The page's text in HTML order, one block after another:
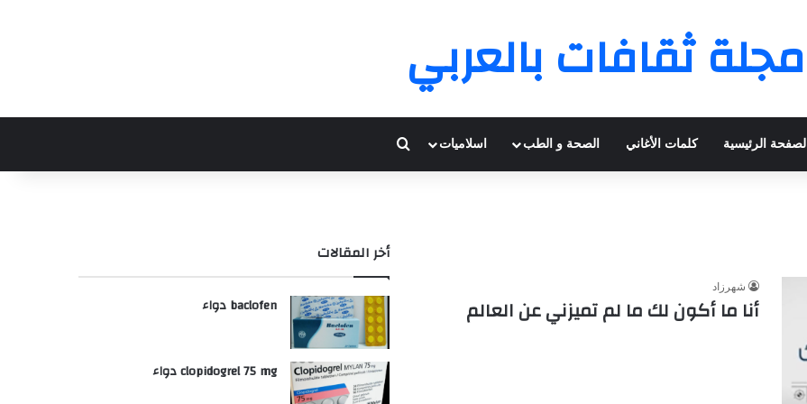
مجلة ثقافات بالعربي
الصفحة الرئيسية كلمات الأغاني الصحة و الطب اسلاميات
شهرزاد
أنا ما أكون لك ما لم تميزني عن العالم
أخر المقالات
baclofen دواء
clopidogrel 75 mg دواء